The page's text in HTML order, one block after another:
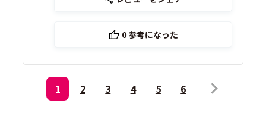
0参考になった
1 2 3 4 5 6